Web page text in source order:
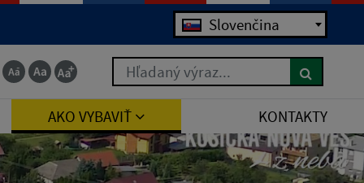
Slovenčina
Hľadaný výraz...
AKO VYBAVIŤ KONTAKTY